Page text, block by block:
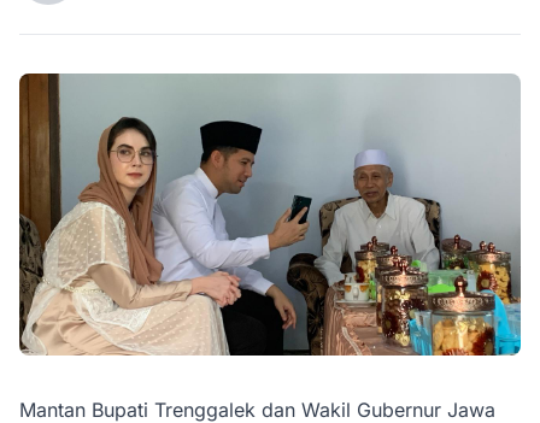
Mantan Bupati Trenggalek dan Wakil Gubernur Jawa